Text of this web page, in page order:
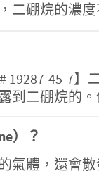
二硼烷的濃度
# 19287-45-
到二硼烷的
）？
氣體，還會